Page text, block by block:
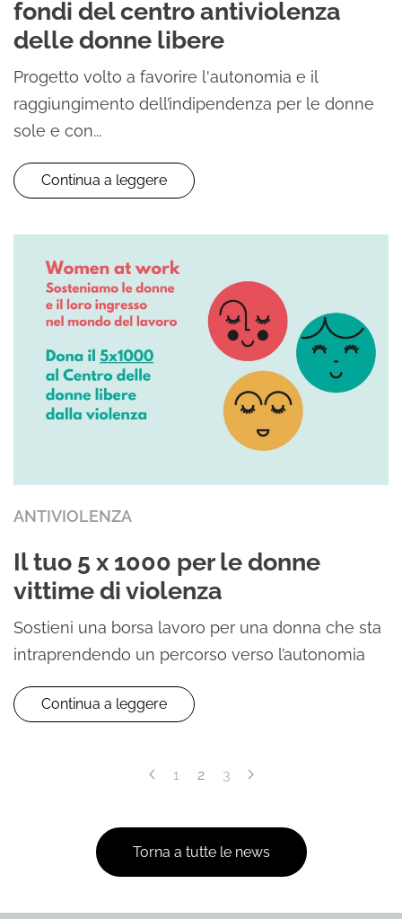
fondi del centro antiviolenza
delle donne libere
Progetto volto a favorire l'autonomia e il
raggiungimento dell’indipendenza per le donne
sole e con...
Continua a leggere
ANTIVIOLENZA
Il tuo 5 x 1000 per le donne
vittime di violenza
Sostieni una borsa lavoro per una donna che sta
intraprendendo un percorso verso l’autonomia
Continua a leggere
1 2 3
Torna a tutte le news